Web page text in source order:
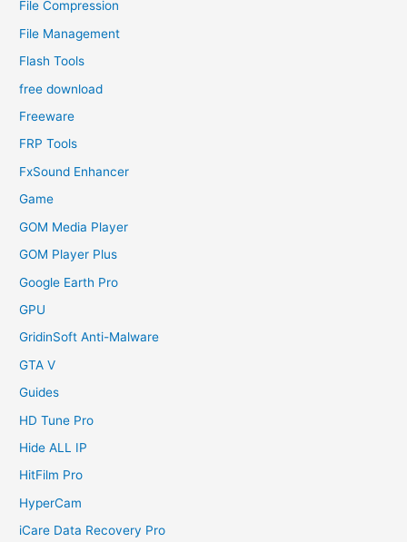
File Compression
File Management
Flash Tools
free download
Freeware
FRP Tools
FxSound Enhancer
Game
GOM Media Player
GOM Player Plus
Google Earth Pro
GPU
GridinSoft Anti-Malware
GTA V
Guides
HD Tune Pro
Hide ALL IP
HitFilm Pro
HyperCam
iCare Data Recovery Pro